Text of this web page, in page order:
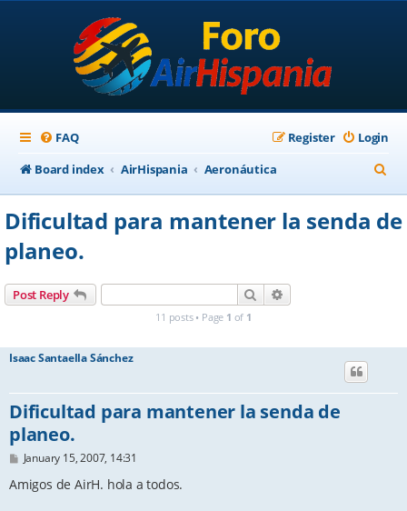
FAQ Login
Register
Board index
AirHispania Aeronáutica
e
a
Dificultad para mantener la senda de
planeo.
Post Reply Search
11 posts • Page 1 of 1
Isaac Santaella Sánchez
Dificultad para mantener la senda de
planeo.
P
s
January 15, 2007, 14:31
Amigos de AirH. hola a todos.